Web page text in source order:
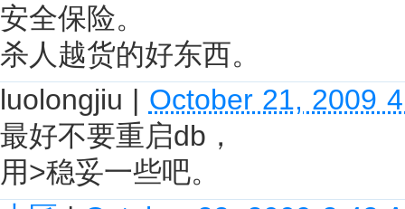
安全保险。
杀人越货的好东西。
luolongjiu | October 21, 2009
最好不要重启db，
用>稳妥一些吧。